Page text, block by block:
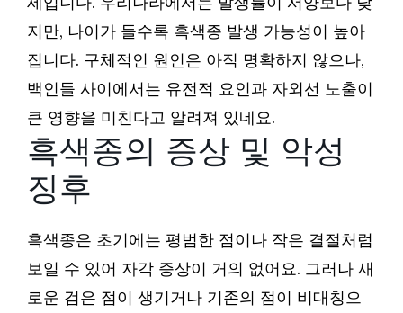
지만, 나이가 들수록 흑색종 발생 가능성이 높아
집니다. 구체적인 원인은 아직 명확하지 않으나,
백인들 사이에서는 유전적 요인과 자외선 노출이
큰 영향을 미친다고 알려져 있네요.
흑색종의 증상 및 악성
징후
흑색종은 초기에는 평범한 점이나 작은 결절처럼
보일 수 있어 자각 증상이 거의 없어요. 그러나 새
로운 검은 점이 생기거나 기존의 점이 비대칭으